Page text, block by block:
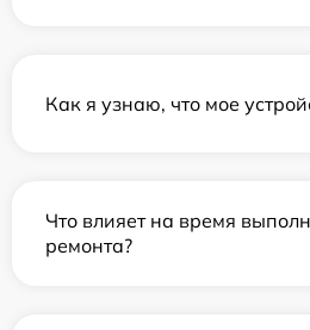
Как я узнаю, что мое
Что влияет на время
ремонта?